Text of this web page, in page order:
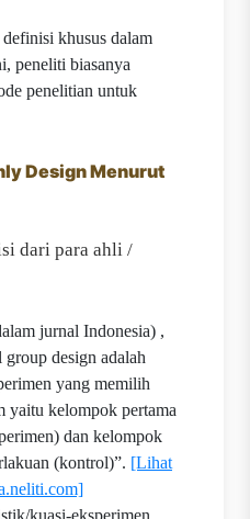
khusus dalam
peneliti biasanya
penelitian untuk
Design Menurut
dari para ahli /
jurnal Indonesia) ,
design adalah
yang memilih
yaitu kelompok pertama
dan kelompok
(kontrol)”. [Lihat